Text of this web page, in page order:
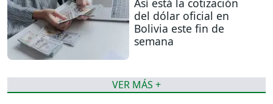
del dólar oficial en
Bolivia este fin de
semana
VER MÁS +